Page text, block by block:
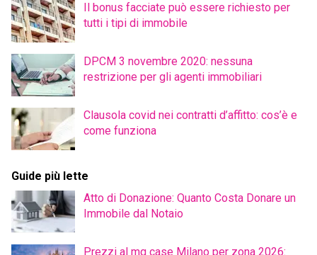
Il bonus facciate può essere richiesto per
tutti i tipi di immobile
DPCM 3 novembre 2020: nessuna
restrizione per gli agenti immobiliari
Clausola covid nei contratti d’affitto: cos’è e
come funziona
Guide più lette
Atto di Donazione: Quanto Costa Donare un
Immobile dal Notaio
Prezzi al mq case Milano per zona 2026: